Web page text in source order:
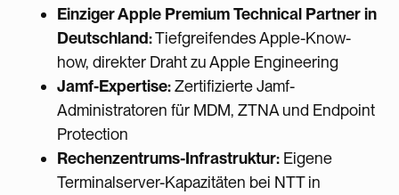
Einziger Apple Premium Technical Partner in
Deutschland:Tiefgreifendes Apple-Know-
how, direkter Draht zu Apple Engineering
Jamf-Expertise:Zertifizierte Jamf-
Administratoren für MDM, ZTNA und Endpoint
Protection
Rechenzentrums-Infrastruktur: Eigene
Terminalserver-Kapazitäten bei NTT in